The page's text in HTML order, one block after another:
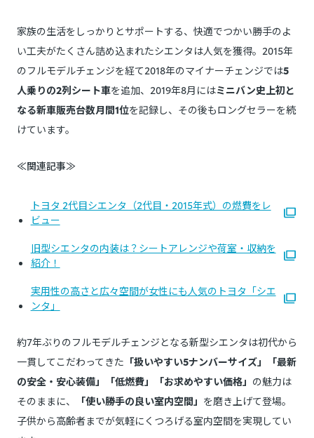
家族の生活をしっかりとサポートする、快適でつかい勝手のよ
い工夫がたくさん詰め込まれたシエンタは人気を獲得。2015年
のフルモデルチェンジを経て2018年のマイナーチェンジでは5
人乗りの2列シート車を追加、2019年8月にはミニバン史上初と
なる新車販売台数月間1位を記録し、その後もロングセラーを続
けています。
≪関連記事≫
トヨタ 2代目シエンタ（2代目・2015年式）の燃費をレ
ビュー
旧型シエンタの内装は？シートアレンジや荷室・収納を
紹介！
実用性の高さと広々空間が女性にも人気のトヨタ「シエ
ンタ」
約7年ぶりのフルモデルチェンジとなる新型シエンタは初代から
一貫してこだわってきた 「扱いやすい5ナンバーサイズ」「最新
の安全・安心装備」「低燃費」「お求めやすい価格」 の魅力は
そのままに、
「使い勝手の良い室内空間」 を磨き上げて登場。
子供から高齢者までが気軽にくつろげる室内空間を実現してい